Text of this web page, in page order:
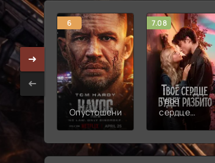
6
Опустошение
7.08
Твоё
сердце